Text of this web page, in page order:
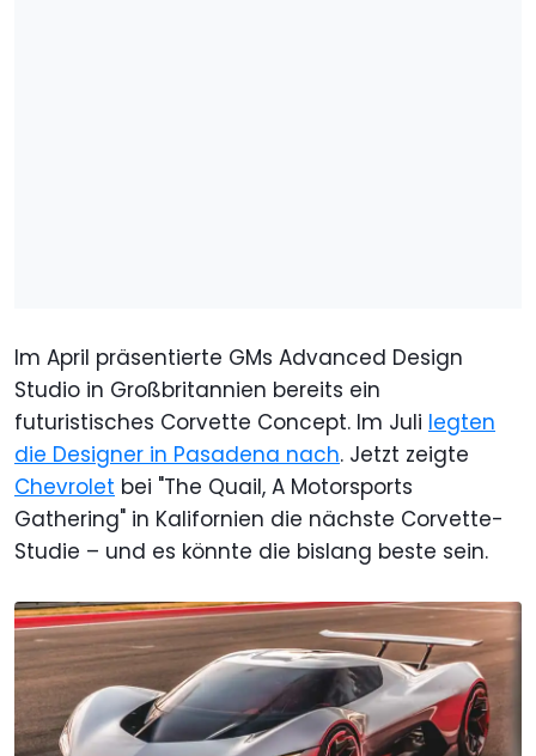
Im April präsentierte GMs Advanced Design
Studio in Großbritannien bereits ein
futuristisches Corvette Concept. Im Juli legten
die Designer in Pasadena nach. Jetzt zeigte
Chevrolet bei "The Quail, A Motorsports
Gathering" in Kalifornien die nächste Corvette-
Studie – und es könnte die bislang beste sein.